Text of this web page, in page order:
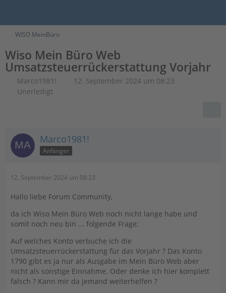
WISO MeinBüro
Wiso Mein Büro Web
Umsatzsteuerrückerstattung Vorjahr
Marco1981!
12. September 2024 um 08:23
Unerledigt
Marco1981!
Anfänger
12. September 2024 um 08:23
Hallo liebe Forum Community,
da ich Wiso Mein Büro Web noch nicht lange habe und
somit noch neu bin ... folgende Frage:
Auf welches Konto verbuche ich die
Umsatzsteuerrückerstattung für das Vorjahr ? Das Konto
1790 gibt es ja nur als Ausgabe im Mein Büro Web aber
nicht als sonstige Einnahme. Oder denke ich hier komplett
falsch ? Kann mir da jemand weiterhelfen ?